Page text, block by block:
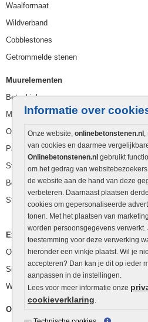
Informatie over
Onze website, onlinebetonstenen.nl ,
van cookies en daarmee
Onlinebetonstenen.nl gebruikt
om het gedrag van
de website aan de hand van deze
verbeteren. Daarnaast plaatsen
cookies om gepersonaliseerde
tonen. Met het plaatsen van
worden persoonsgegevens verwerkt.
toestemming voor deze verwerking
hieronder een vinkje plaatst. Wil je
accepteren? Dan kan je dit op ieder
aanpassen in de instellingen.
Lees voor meer informatie onze
cookieverklaring.
Waalformaat
Wildverband
Cobblestones
Getrommelde stenen
Muurelementen
Betonbielzen
Muurstenen
Opsluitbanden
Palissaden
Stapelblokken
Betonblokken
Stapelstenen
Extra benodigdheden
Ophoogzand
Siergrind en siersplit
Waterafvoer
Overig